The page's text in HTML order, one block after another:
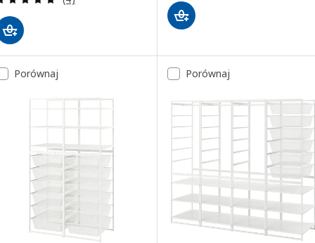
Porównaj Porównaj